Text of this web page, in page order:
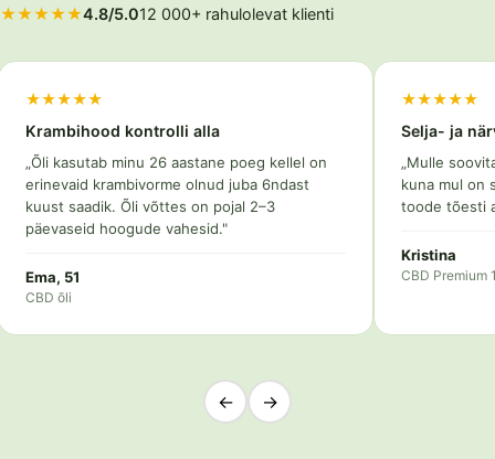
★★★★★4.8/5.012 000+ rahulolevat klienti
★★★★★
Selja- ja närvivalud
„Mulle soovitati proovida CBD Premium 15%
kuna mul on seljavalud ja närvivalud jalas. See
toode tõesti aitas mind."
CBD Premium 15%
★★★★★
Ärevus kadus
„Terve elu
CBD õli. Olen
CBD õli 15%
← →